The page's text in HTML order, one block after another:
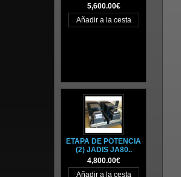
5,600.00€
ETAPA DE POTENCIA
(2) JADIS JA80..
4,800.00€